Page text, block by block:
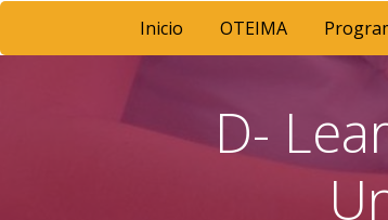
Inicio OTEIMA
D-